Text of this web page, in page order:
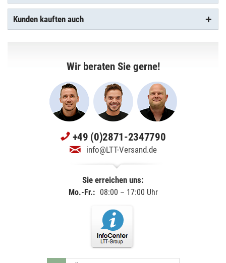
Kunden kauften auch
Wir beraten Sie gerne!
+49 (0)2871-2347790
info@LTT-Versand.de
Sie erreichen uns:
Mo.-Fr.: 08:00 – 17:00 Uhr